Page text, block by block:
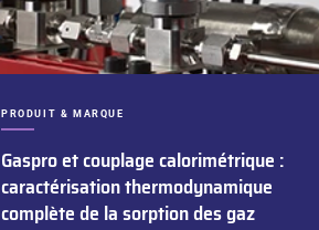
Gaspro et couplage calorimétrique :
caractérisation thermodynamique
complète de la sorption des gaz
CATÉGORIES :
PRODUIT & MARQUE